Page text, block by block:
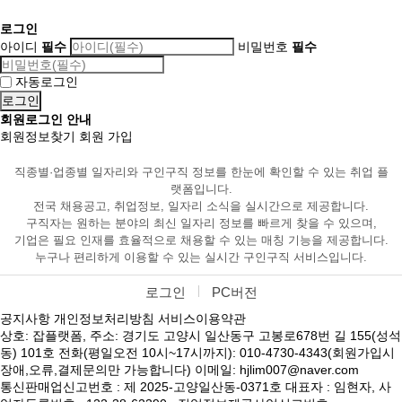
로그인
아이디 필수 비밀번호 필수
자동로그인
회원로그인 안내
회원정보찾기 회원 가입
직종별·업종별 일자리와 구인구직 정보를 한눈에 확인할 수 있는 취업 플
랫폼입니다.
전국 채용공고, 취업정보, 일자리 소식을 실시간으로 제공합니다.
구직자는 원하는 분야의 최신 일자리 정보를 빠르게 찾을 수 있으며,
기업은 필요 인재를 효율적으로 채용할 수 있는 매칭 기능을 제공합니다.
누구나 편리하게 이용할 수 있는 실시간 구인구직 서비스입니다.
로그인 PC버전
공지사항 개인정보처리방침 서비스이용약관
상호: 잡플랫폼, 주소: 경기도 고양시 일산동구 고봉로678번 길 155(성석
동) 101호 전화(평일오전 10시~17시까지): 010-4730-4343(회원가입시
장애,오류,결제문의만 가능합니다) 이메일: hjlim007@naver.com
통신판매업신고번호 : 제 2025-고양일산동-0371호 대표자 : 임현자, 사